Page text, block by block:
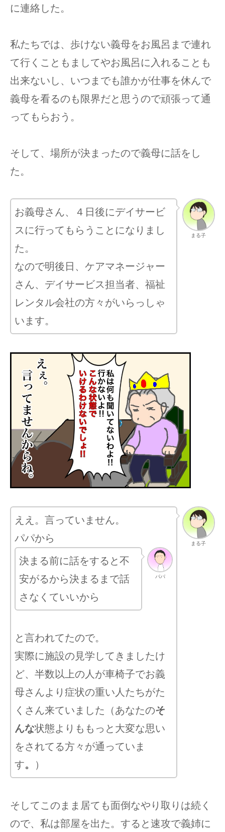
に連絡した。
私たちでは、歩けない義母をお風呂まで連れ
て行くこともましてやお風呂に入れることも
出来ないし、いつまでも誰かが仕事を休んで
義母を看るのも限界だと思うので頑張って通
ってもらおう。
そして、場所が決まったので義母に話をし
た。
まる子
お義母さん、４日後にデイサービ
スに行ってもらうことになりまし
た。
なので明後日、ケアマネージャー
さん、デイサービス担当者、福祉
レンタル会社の方々がいらっしゃ
います。
まる子
ええ。言っていません。
パパから
パパ
決まる前に話をすると不
安がるから決まるまで話
さなくていいから
と言われてたので。
実際に施設の見学してきましたけ
ど、半数以上の人が車椅子でお義
母さんより症状の重い人たちがた
くさん来ていました（あなたのそ
んな状態よりももっと大変な思い
をされてる方々が通っていま
す。 ）
そしてこのまま居ても面倒なやり取りは続く
ので、私は部屋を出た。すると速攻で義姉に